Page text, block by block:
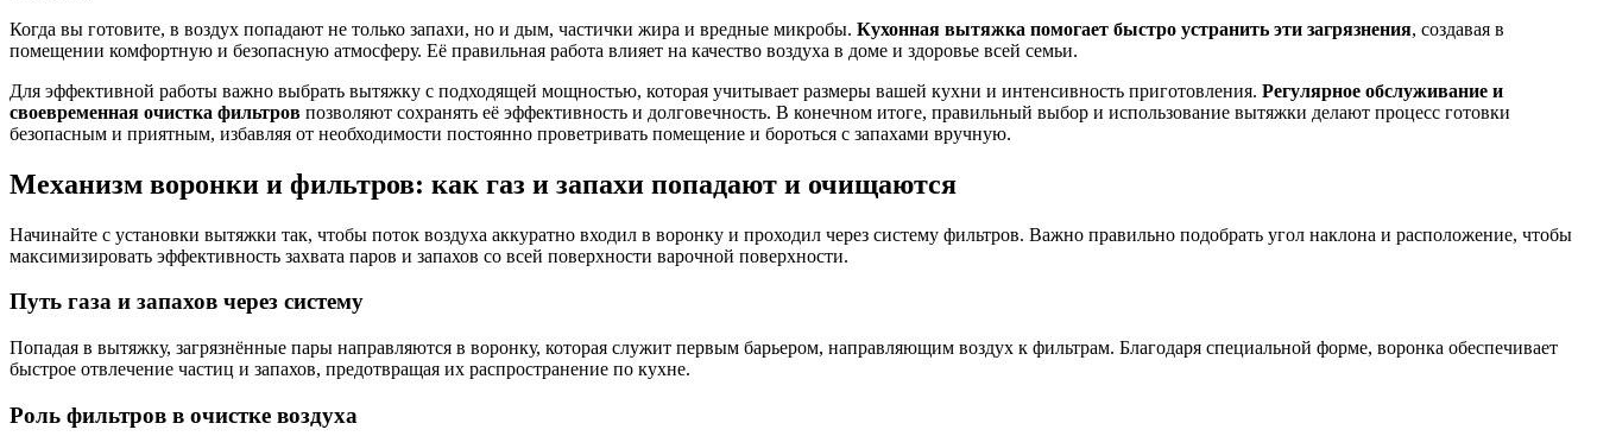
Когда вы готовите, в воздух попадают не только запахи, но и дым, частички жира и вредные микробы. Кухонная вытяжка помогает быстро устранить эти загрязнения, создавая в
помещении комфортную и безопасную атмосферу. Её правильная работа влияет на качество воздуха в доме и здоровье всей семьи.
Для эффективной работы важно выбрать вытяжку с подходящей мощностью, которая учитывает размеры вашей кухни и интенсивность приготовления. Регулярное обслуживание и
своевременная очистка фильтров позволяют сохранять её эффективность и долговечность. В конечном итоге, правильный выбор и использование вытяжки делают процесс готовки
безопасным и приятным, избавляя от необходимости постоянно проветривать помещение и бороться с запахами вручную.
Механизм воронки и фильтров: как газ и запахи попадают и очищаются
Начинайте с установки вытяжки так, чтобы поток воздуха аккуратно входил в воронку и проходил через систему фильтров. Важно правильно подобрать угол наклона и расположение, чтобы
максимизировать эффективность захвата паров и запахов со всей поверхности варочной поверхности.
Путь газа и запахов через систему
Попадая в вытяжку, загрязнённые пары направляются в воронку, которая служит первым барьером, направляющим воздух к фильтрам. Благодаря специальной форме, воронка обеспечивает
быстрое отвлечение частиц и запахов, предотвращая их распространение по кухне.
Роль фильтров в очистке воздуха